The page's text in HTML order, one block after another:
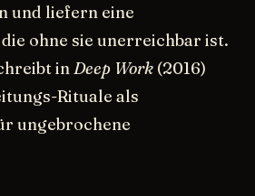
und liefern eine
ohne sie unerreichbar ist.
inDeep Work (2016)
Rituale als
ungebrochene